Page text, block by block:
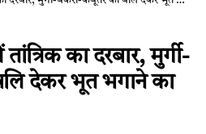
का दरबार, मुर्गी-
देकर भूत भगाने का